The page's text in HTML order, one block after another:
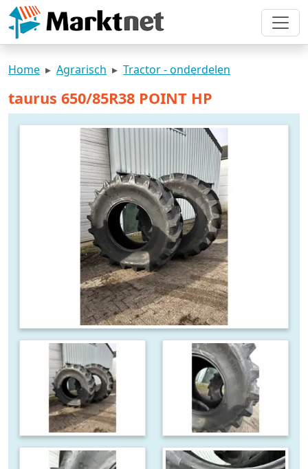
Home Agrarisch Tractor - onderdelen
taurus 650/85R38 POINT HP